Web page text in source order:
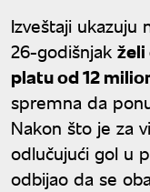
Izveštaji ukazuju
26-godišnjak želi
platu od 12
spremna da
Nakon što je za
odlučujući gol u
odbijao da se